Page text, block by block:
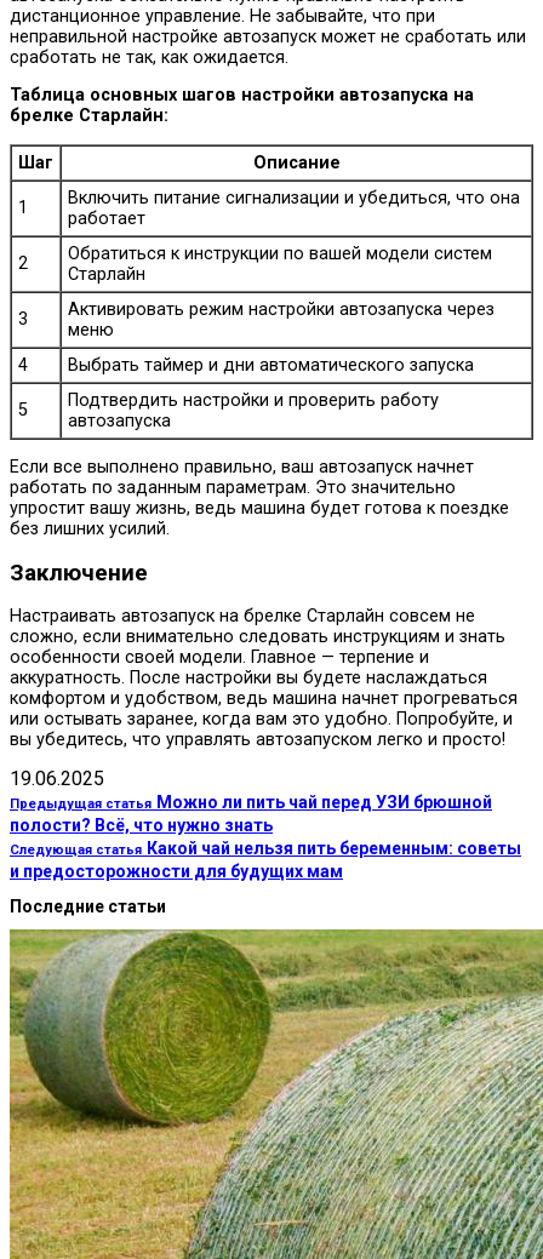
дистанционное управление. Не забывайте, что при
неправильной настройке автозапуск может не сработать или
сработать не так, как ожидается.
Таблица основных шагов настройки автозапуска на
брелке Старлайн:
Шаг Описание
1
Включить питание сигнализации и убедиться, что она
работает
2
Обратиться к инструкции по вашей модели систем
Старлайн
3
Активировать режим настройки автозапуска через
меню
4
Выбрать таймер и дни автоматического запуска
5
Подтвердить настройки и проверить работу
автозапуска
Если все выполнено правильно, ваш автозапуск начнет
работать по заданным параметрам. Это значительно
упростит вашу жизнь, ведь машина будет готова к поездке
без лишних усилий.
Заключение
Настраивать автозапуск на брелке Старлайн совсем не
сложно, если внимательно следовать инструкциям и знать
особенности своей модели. Главное — терпение и
аккуратность. После настройки вы будете наслаждаться
комфортом и удобством, ведь машина начнет прогреваться
или остывать заранее, когда вам это удобно. Попробуйте, и
вы убедитесь, что управлять автозапуском легко и просто!
19.06.2025
Предыдущая статья Можно ли пить чай перед УЗИ брюшной
полости? Всё, что нужно знать
Следующая статья Какой чай нельзя пить беременным: советы
и предосторожности для будущих мам
Последние статьи